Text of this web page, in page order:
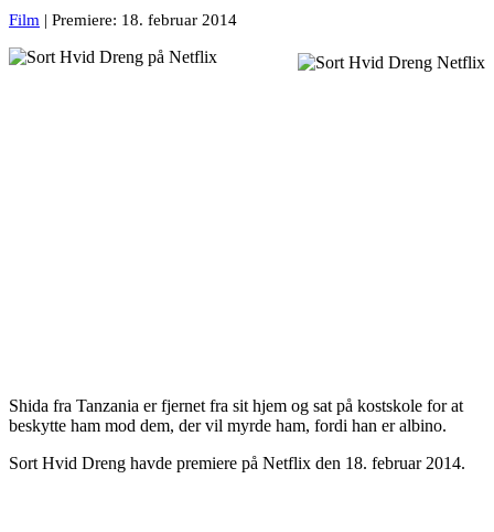
Film | Premiere: 18. februar 2014
Shida fra Tanzania er fjernet fra sit hjem og sat på kostskole for at
beskytte ham mod dem, der vil myrde ham, fordi han er albino.
Sort Hvid Dreng havde premiere på Netflix den 18. februar 2014.